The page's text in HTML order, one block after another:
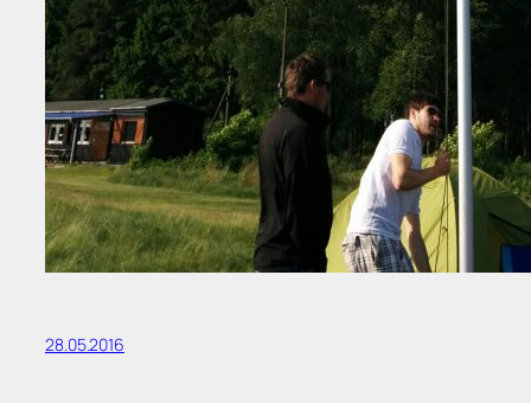
28.05.2016